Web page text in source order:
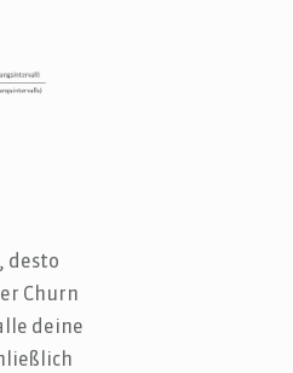
desto
Churn
deine